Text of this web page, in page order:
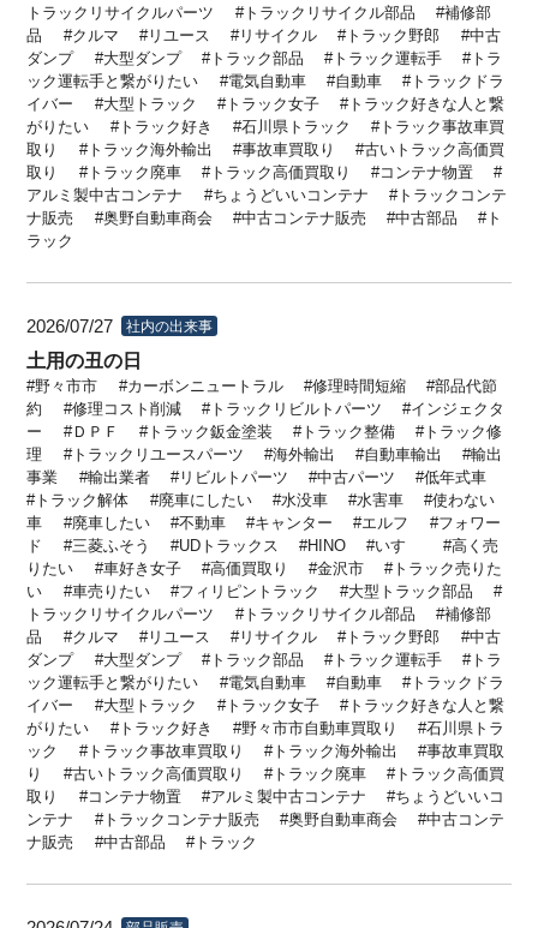
トラックリサイクルパーツ
トラックリサイクル部品
補修部
品
クルマ リユース リサイクル トラック野郎
中古
ダンプ
大型ダンプ トラック部品 トラック運転手
トラ
ック運転手と繋がりたい
電気自動車 自動車
トラックドラ
イバー
大型トラック トラック女子
トラック好きな人と繋
がりたい
トラック好き 石川県トラック
トラック事故車買
取り
トラック海外輸出 事故車買取り
古いトラック高価買
取り
トラック廃車 トラック高価買取り
コンテナ物置
アルミ製中古コンテナ
ちょうどいいコンテナ
トラックコンテ
ナ販売
奥野自動車商会 中古コンテナ販売 中古部品
ト
ラック
2026/07/27 社内の出来事
土用の丑の日
野々市市 カーボンニュートラル 修理時間短縮
部品代節
約
修理コスト削減 トラックリビルトパーツ
インジェクタ
ー
ＤＰＦ トラック鈑金塗装 トラック整備
トラック修
理
トラックリユースパーツ 海外輸出 自動車輸出
輸出
事業
輸出業者 リビルトパーツ 中古パーツ
低年式車
トラック解体
廃車にしたい 水没車 水害車
使わない
車
廃車したい 不動車 キャンター エルフ
フォワー
ド
三菱ふそう UDトラックス HINO いすゞ
高く売
りたい
車好き女子 高価買取り 金沢市
トラック売りた
い
車売りたい フィリピントラック
大型トラック部品
トラックリサイクルパーツ
トラックリサイクル部品
補修部
品
クルマ リユース リサイクル トラック野郎
中古
ダンプ
大型ダンプ トラック部品 トラック運転手
トラ
ック運転手と繋がりたい
電気自動車 自動車
トラックドラ
イバー
大型トラック トラック女子
トラック好きな人と繋
がりたい
トラック好き 野々市市自動車買取り
石川県トラ
ック
トラック事故車買取り トラック海外輸出
事故車買取
り
古いトラック高価買取り トラック廃車
トラック高価買
取り
コンテナ物置 アルミ製中古コンテナ
ちょうどいいコ
ンテナ
トラックコンテナ販売 奥野自動車商会
中古コンテ
ナ販売
中古部品 トラック